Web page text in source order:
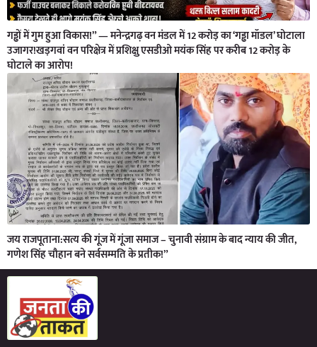
गड्ढों में गुम हुआ विकास!” — मनेन्द्रगढ़ वन मंडल में 12 करोड़ का ‘गड्ढा मॉडल’ घोटाला
उजागर!खड़गवां वन परिक्षेत्र में प्रशिक्षु एसडीओ मयंक सिंह पर करीब 12 करोड़ के
घोटाले का आरोप!
जय राजपूताना:सत्य की गूंज में गूंजा समाज – चुनावी संग्राम के बाद न्याय की जीत,
गणेश सिंह चौहान बने सर्वसम्मति के प्रतीक!”